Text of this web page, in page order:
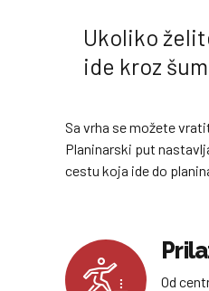
Ukoliko
ide kroz
Sa vrha se možete
Planinarski put
cestu koja ide do
Od